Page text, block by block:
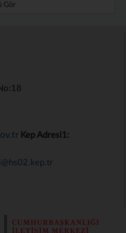
Gör
Kep Adresi1: